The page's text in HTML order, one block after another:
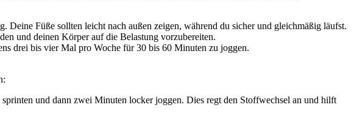
Füße sollten leicht nach außen zeigen, während du sicher und gleichmäßig läufst.
und deinen Körper auf die Belastung vorzubereiten.
drei bis vier Mal pro Woche für 30 bis 60 Minuten zu joggen.
und dann zwei Minuten locker joggen. Dies regt den Stoffwechsel an und hilft